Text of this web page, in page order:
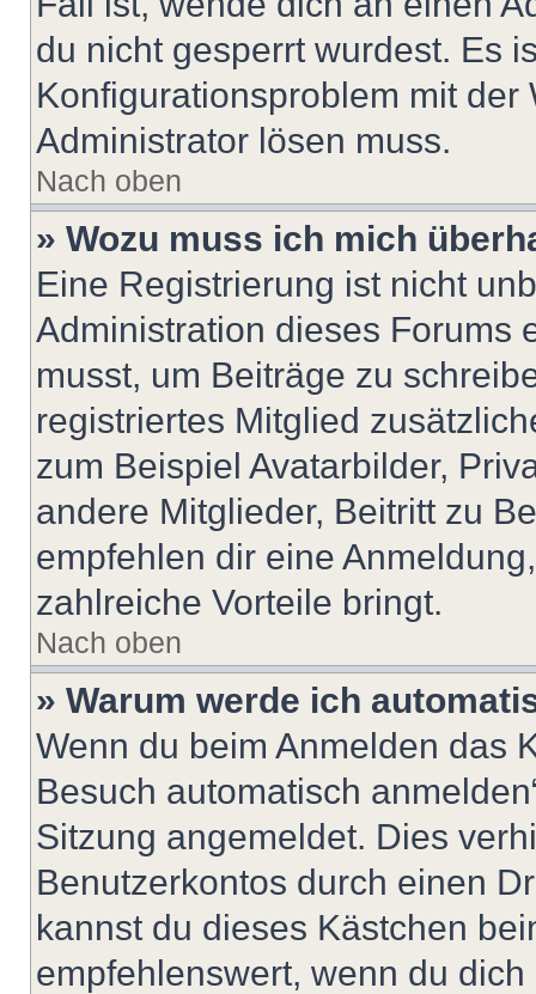
du nicht gesperrt wurdest. Es
Konfigurationsproblem mit
Administrator lösen muss.
Nach oben
» Wozu muss ich mich
Eine Registrierung ist nicht
Administration dieses Forums
musst, um Beiträge zu
registriertes Mitglied
zum Beispiel Avatarbilder,
andere Mitglieder, Beitritt zu
empfehlen dir eine
zahlreiche Vorteile bringt.
Nach oben
» Warum werde ich
Wenn du beim Anmelden das
Besuch automatisch
Sitzung angemeldet. Dies
Benutzerkontos durch einen
kannst du dieses Kästchen
empfehlenswert, wenn du